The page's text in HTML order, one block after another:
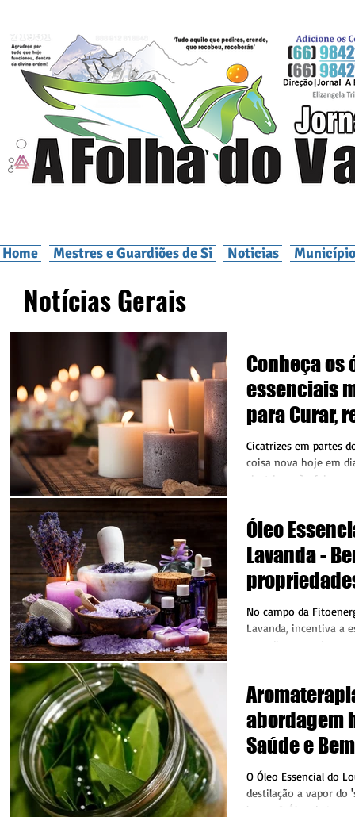
Home Mestres e Guardiões de Si Noticias
Notícias Gerais
Conheça os
essenciais
para Curar,
amenizar
Cicatrizes em partes
coisa nova hoje em
cicatrizes são feias e
Óleo
Lavanda -
No campo da
Lavanda, incentiva a
abordagem
Saúde e
O Óleo Essencial do
destilação a vapor do
louro. O Óleo de